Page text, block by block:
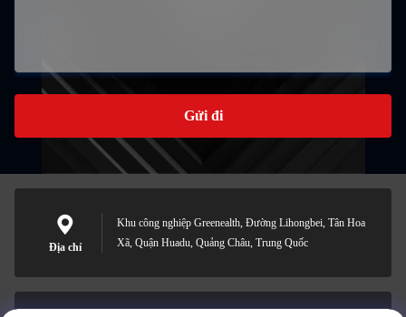
Gửi đi
Địa chỉ
Khu công nghiệp Greenealth, Đường Lihongbei, Tân Hoa
Xã, Quận Huadu, Quảng Châu, Trung Quốc